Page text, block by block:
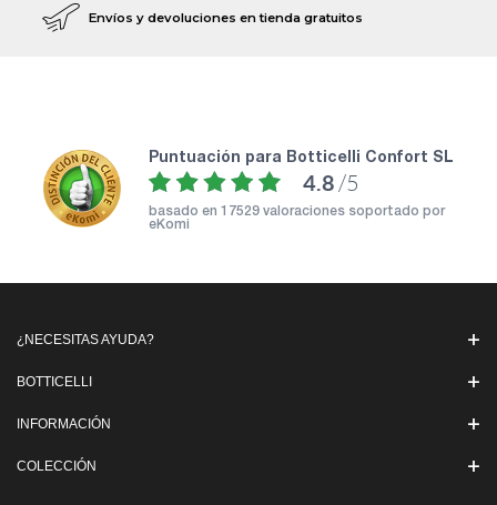
Envíos y devoluciones en tienda gratuitos
puntuación para Botticelli Confort SL
4.8 /5
basado en 17529 valoraciones soportado por
eKomi
¿NECESITAS AYUDA?
BOTTICELLI
INFORMACIÓN
COLECCIÓN